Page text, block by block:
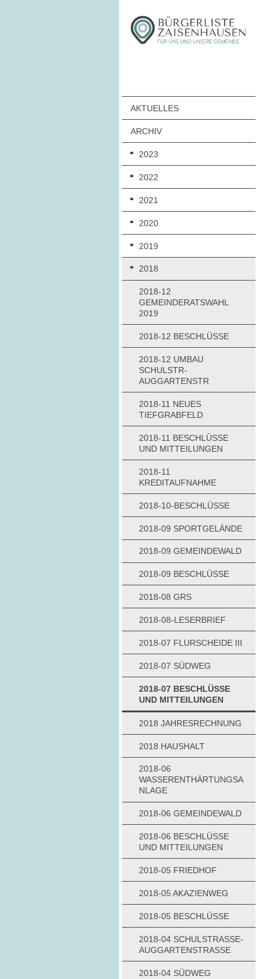
AKTUELLES
ARCHIV
2023
2022
2021
2020
2019
2018
2018-12
GEMEINDERATSWAHL
2019
2018-12 BESCHLÜSSE
2018-12 UMBAU
SCHULSTR-
AUGGARTENSTR
2018-11 NEUES
TIEFGRABFELD
2018-11 BESCHLÜSSE
UND MITTEILUNGEN
2018-11
KREDITAUFNAHME
2018-10-BESCHLÜSSE
2018-09 SPORTGELÄNDE
2018-09 GEMEINDEWALD
2018-09 BESCHLÜSSE
2018-08 GRS
2018-08-LESERBRIEF
2018-07 FLURSCHEIDE III
2018-07 SÜDWEG
2018-07 BESCHLÜSSE
UND MITTEILUNGEN
2018 JAHRESRECHNUNG
2018 HAUSHALT
2018-06
WASSERENTHÄRTUNGSA
NLAGE
2018-06 GEMEINDEWALD
2018-06 BESCHLÜSSE
UND MITTEILUNGEN
2018-05 FRIEDHOF
2018-05 AKAZIENWEG
2018-05 BESCHLÜSSE
2018-04 SCHULSTRASSE-A
UGGARTENSTRASSE
2018-04 SÜDWEG